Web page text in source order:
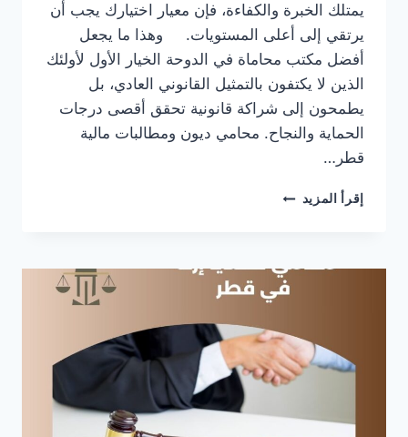
يمتلك الخبرة والكفاءة، فإن معيار اختيارك يجب أن
يرتقي إلى أعلى المستويات. وهذا ما يجعل
أفضل مكتب محاماة في الدوحة الخيار الأول لأولئك
الذين لا يكتفون بالتمثيل القانوني العادي، بل
يطمحون إلى شراكة قانونية تحقق أقصى درجات
الحماية والنجاح. محامي ديون ومطالبات مالية
قطر…
إقرأ المزيد محامي
المحامية
لولوة
احجز
استشارك
القانونية